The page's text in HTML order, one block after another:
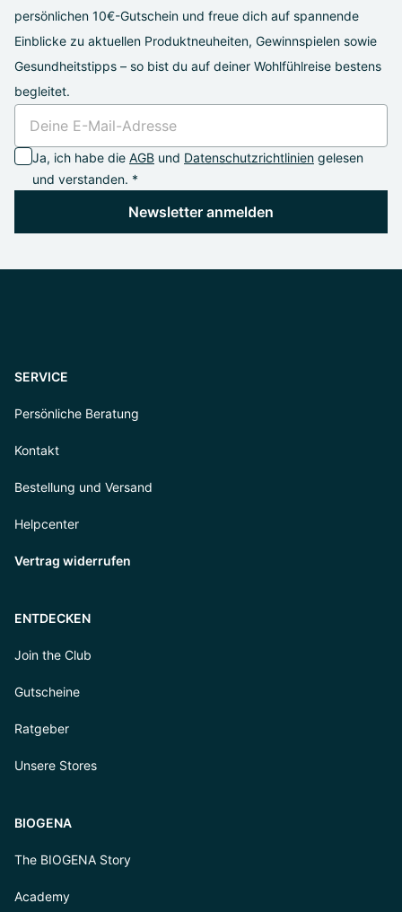
persönlichen 10€-Gutschein und freue dich auf spannende
Einblicke zu aktuellen Produktneuheiten, Gewinnspielen sowie
Gesundheitstipps – so bist du auf deiner Wohlfühlreise bestens
begleitet.
Ja, ich habe die AGB und Datenschutzrichtlinien gelesen
und verstanden. *
Newsletter anmelden
SERVICE
Persönliche Beratung
Kontakt
Bestellung und Versand
Helpcenter
Vertrag widerrufen
ENTDECKEN
Join the Club
Gutscheine
Ratgeber
Unsere Stores
BIOGENA
The BIOGENA Story
Academy